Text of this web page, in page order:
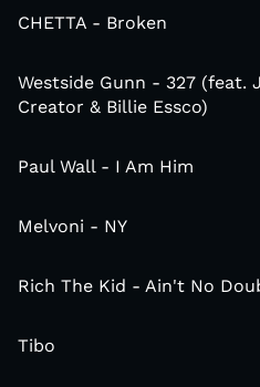
CHETTA - Broken
Westside Gunn - 327 (feat.
Creator & Billie Essco)
Paul Wall - I Am Him
Melvoni - NY
Rich The Kid - Ain't No
Tibo